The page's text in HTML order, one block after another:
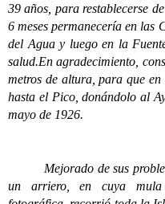
39 años, para restablecerse
6 meses permanecería en las
del Agua y luego en la
salud.En agradecimiento,
metros de altura, para que
hasta el Pico, donándolo al
mayo de 1926.
Mejorado de sus
un arriero, en cuya mula